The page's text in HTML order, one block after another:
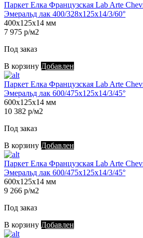
Паркет Елка Французская Lab Arte
Эмеральд лак 400/328х125х14/3/60°
400х125х14 мм
7 975 р/м2
Под заказ
В корзину Добавлен
Паркет Елка Французская Lab Arte
Эмеральд лак 600/475х125х14/3/45°
600х125х14 мм
10 382 р/м2
Под заказ
В корзину Добавлен
Паркет Елка Французская Lab Arte
Эмеральд лак 600/475х125х14/3/45°
600х125х14 мм
9 266 р/м2
Под заказ
В корзину Добавлен